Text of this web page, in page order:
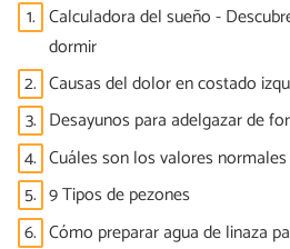
1. Calculadora del sueño -
dormir
2. Causas del dolor en costado
3. Desayunos para adelgazar de
4. Cuáles son los valores
5. 9 Tipos de pezones
6. Cómo preparar agua de linaza